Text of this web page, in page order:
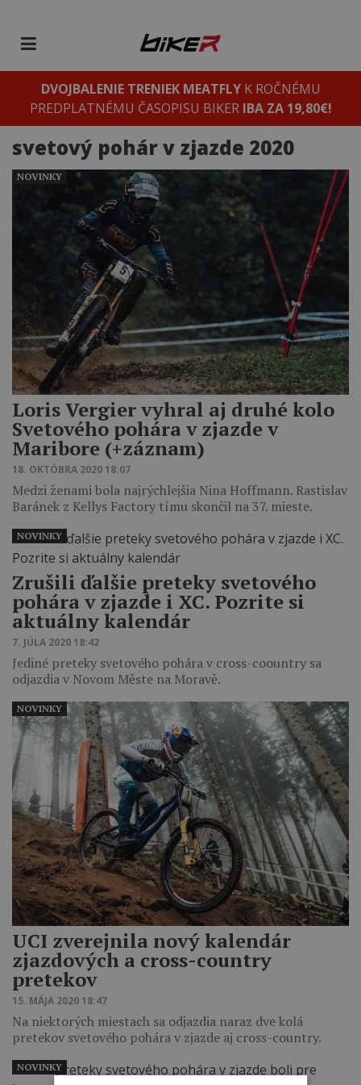
DVOJBALENIE TRENIEK MEATFLYK ROČNÉMU
PREDPLATNÉMU ČASOPISU BIKER IBA ZA 19,80€!
svetový pohár v zjazde 2020
Loris Vergier vyhral aj druhé kolo
Svetového pohára v zjazde v
Maribore (+záznam)
18. OKTÓBRA 2020 18:07
Medzi ženami bola najrýchlejšia Nina Hoffmann. Rastislav
Baránek z Kellys Factory tímu skončil na 37. mieste.
NOVINKY
Zrušili ďalšie preteky svetového
pohára v zjazde i XC. Pozrite si
aktuálny kalendár
7. JÚLA 2020 18:42
Jediné preteky svetového pohára v cross-coountry sa
odjazdia v Novom Měste na Moravě.
NOVINKY
UCI zverejnila nový kalendár
zjazdových a cross-country
pretekov
15. MÁJA 2020 18:47
Na niektorých miestach sa odjazdia naraz dve kolá
pretekov svetového pohára v zjazde aj cross-country.
NOVINKY
NOVINKY